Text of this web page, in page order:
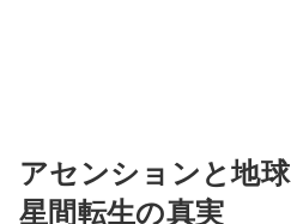
アセンションと地球
星間転生の真実